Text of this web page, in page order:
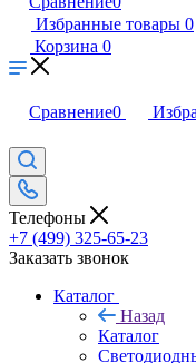
Избранные товары 0
Корзина 0
Сравнение0
Телефоны
+7 (499) 325-65-23
Заказать звонок
Каталог
Назад
Каталог